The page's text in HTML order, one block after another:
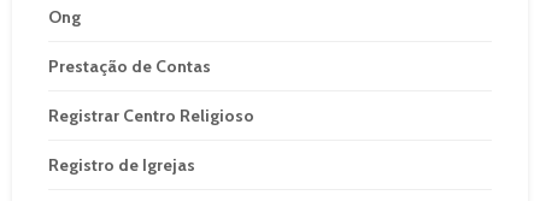
Ong
Prestação de Contas
Registrar Centro Religioso
Registro de Igrejas